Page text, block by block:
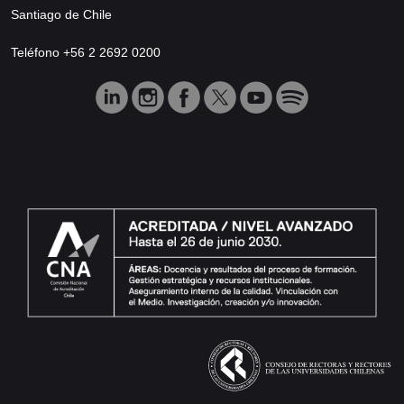
Santiago de Chile
Teléfono +56 2 2692 0200